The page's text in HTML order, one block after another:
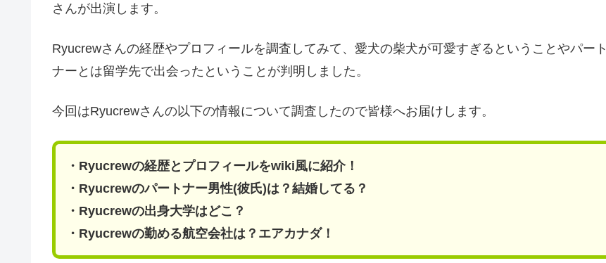
さんが出演します。
Ryucrewさんの経歴やプロフィールを調査してみて、愛犬の柴犬が可愛すぎるということやパート
ナーとは留学先で出会ったということが判明しました。
今回はRyucrewさんの以下の情報について調査したので皆様へお届けします。
・Ryucrewの経歴とプロフィールをwiki風に紹介！
・Ryucrewのパートナー男性(彼氏)は？結婚してる？
・Ryucrewの出身大学はどこ？
・Ryucrewの勤める航空会社は？エアカナダ！